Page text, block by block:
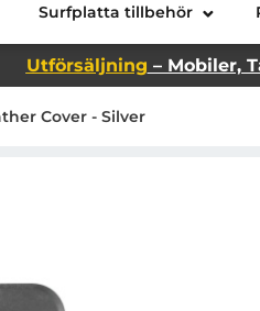
Surfplatta tillbehör
Utförsäljning – Mobiler,
Cover - Silver